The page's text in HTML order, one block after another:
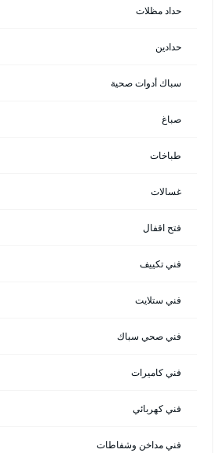
حداد مظلات
حدادين
سباك أدوات صحية
صباغ
طباخات
غسالات
فتح اقفال
فني تكييف
فني ستلايت
فني صحي سباك
فني كاميرات
فني كهربائي
فني مداخن وشفاطات